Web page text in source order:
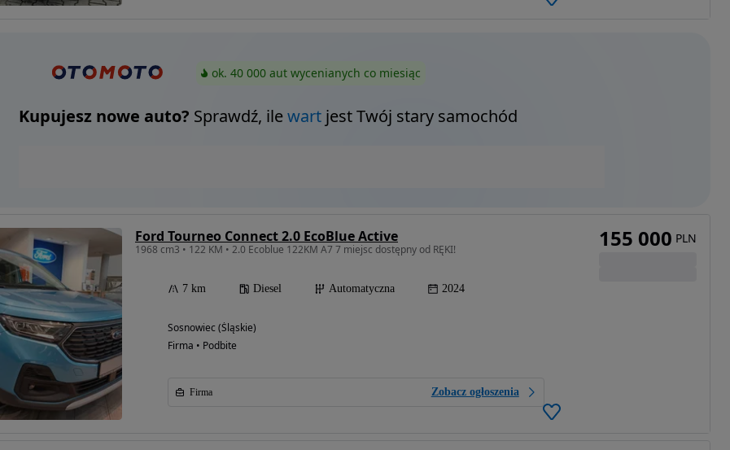
ok. 40 000 aut wycenianych co miesiąc
Kupujesz nowe auto? Sprawdź, ilewartjest Twój stary samochód
Ford Tourneo Connect 2.0 EcoBlue Active
1968 cm3 • 122 KM • 2.0 Ecoblue 122KM A7 7 miejsc dostępny od RĘKI!
7 km Diesel Automatyczna 2024
Sosnowiec (Śląskie)
Firma • Podbite
Firma Zobacz ogłoszenia
155 000 PLN